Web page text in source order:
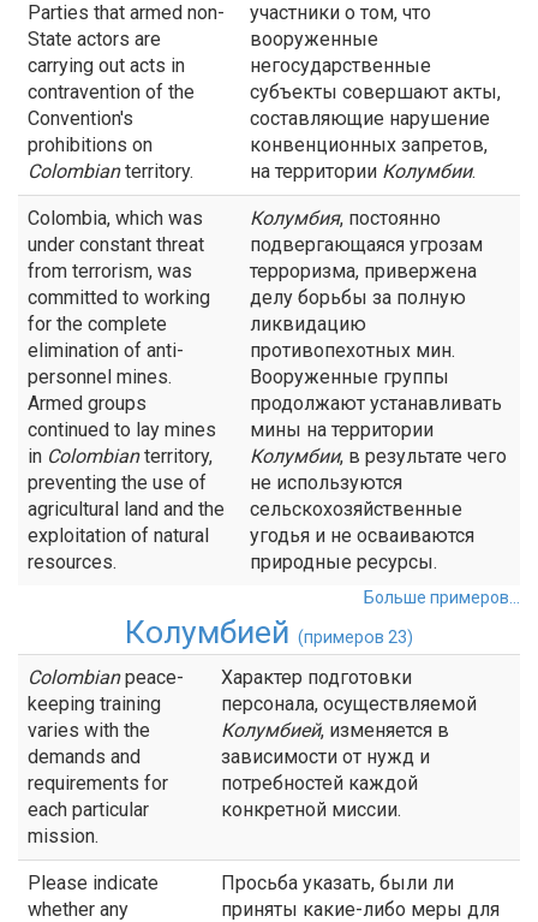
Parties that armed non-
State actors are
carrying out acts in
contravention of the
Convention's
prohibitions on
Colombianterritory.
участники о том, что
вооруженные
негосударственные
субъекты совершают акты,
составляющие нарушение
конвенционных запретов,
на территории Колумбии.
Colombia, which was
under constant threat
from terrorism, was
committed to working
for the complete
elimination of anti-
personnel mines.
Armed groups
continued to lay mines
in Colombianterritory,
preventing the use of
agricultural land and the
exploitation of natural
resources.
Колумбия, постоянно
подвергающаяся угрозам
терроризма, привержена
делу борьбы за полную
ликвидацию
противопехотных мин.
Вооруженные группы
продолжают устанавливать
мины на территории
Колумбии, в результате чего
не используются
сельскохозяйственные
угодья и не осваиваются
природные ресурсы.
Больше примеров...
Колумбией (примеров 23)
Colombianpeace-
keeping training
varies with the
demands and
requirements for
each particular
mission.
Характер подготовки
персонала, осуществляемой
Колумбией, изменяется в
зависимости от нужд и
потребностей каждой
конкретной миссии.
Please indicate
whether any
Просьба указать, были ли
приняты какие-либо меры для